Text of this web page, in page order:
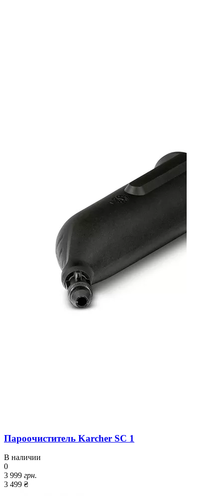
Пароочиститель Karcher SC 1
В наличии
0
3 999 грн.
3 499 ₴